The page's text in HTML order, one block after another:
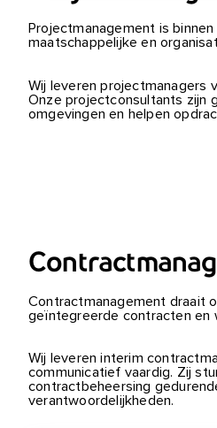
Projectmanagement is
maatschappelijke en
Wij leveren projectmanagers
Onze projectconsultants zijn
omgevingen en helpen
Contractmanagement draait
geïntegreerde contracten en
Wij leveren interim
communicatief vaardig. Zij
contractbeheersing
verantwoordelijkheden.